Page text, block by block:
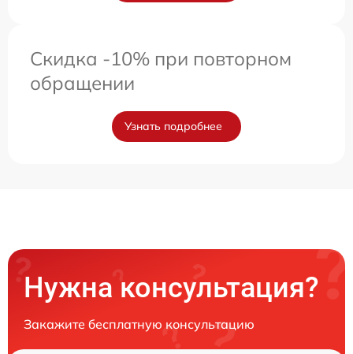
Скидка -10% при повторном
обращении
Узнать подробнее
Нужна консультация?
Закажите бесплатную консультацию